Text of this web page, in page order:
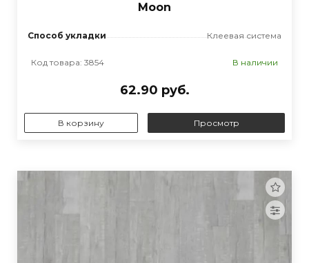
Moon
Способ укладки Клеевая система
Код товара: 3854 В наличии
62.90 руб.
В корзину Просмотр